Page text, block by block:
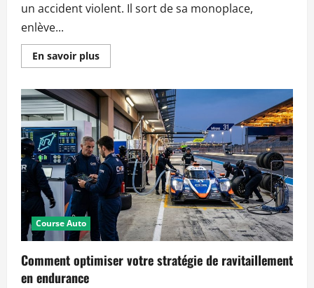
un accident violent. Il sort de sa monoplace,
enlève...
En savoir plusRead
more
la
sécurité
course
automobile
a-
t-
elle
atteint
un
nouveau
sommet
en
2026
?
Course Auto
Comment optimiser votre stratégie de ravitaillement
en endurance